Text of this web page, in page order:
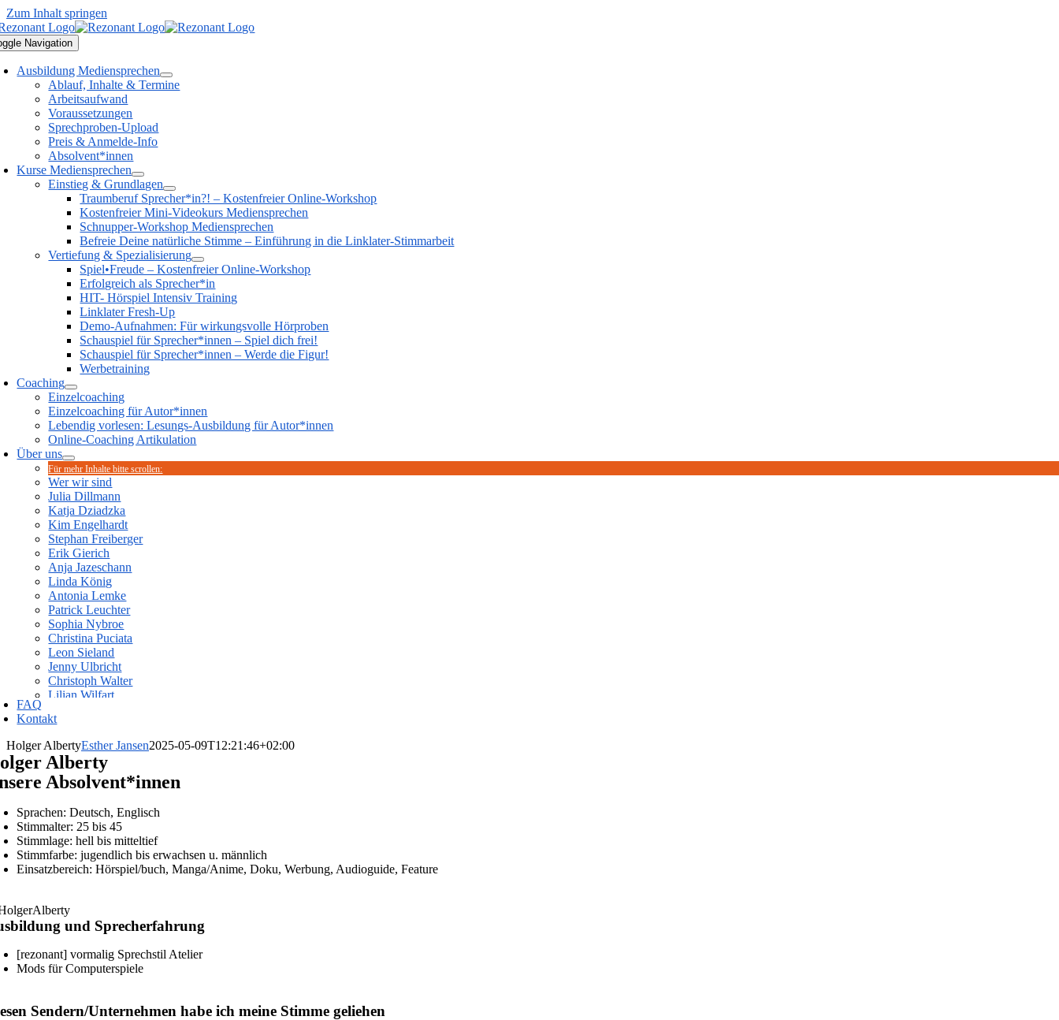
Zum Inhalt springen
Navigation
Ausbildung Mediensprechen
Ablauf, Inhalte & Termine
Arbeitsaufwand
Voraussetzungen
Sprechproben-Upload
Preis & Anmelde-Info
Absolvent*innen
Kurse Mediensprechen
Einstieg & Grundlagen
Traumberuf Sprecher*in?! – Kostenfreier Online-Workshop
Kostenfreier Mini-Videokurs Mediensprechen
Schnupper-Workshop Mediensprechen
Befreie Deine natürliche Stimme – Einführung in die Linklater-Stimmarbeit
Vertiefung & Spezialisierung
Spiel•Freude – Kostenfreier Online-Workshop
Erfolgreich als Sprecher*in
HIT- Hörspiel Intensiv Training
Linklater Fresh-Up
Demo-Aufnahmen: Für wirkungsvolle Hörproben
Schauspiel für Sprecher*innen – Spiel dich frei!
Schauspiel für Sprecher*innen – Werde die Figur!
Werbetraining
Coaching
Einzelcoaching
Einzelcoaching für Autor*innen
Lebendig vorlesen: Lesungs-Ausbildung für Autor*innen
Online-Coaching Artikulation
Über uns
Für mehr Inhalte bitte scrollen:
Wer wir sind
Julia Dillmann
Katja Dziadzka
Kim Engelhardt
Stephan Freiberger
Erik Gierich
Anja Jazeschann
Linda König
Antonia Lemke
Patrick Leuchter
Sophia Nybroe
Christina Puciata
Leon Sieland
Jenny Ulbricht
Christoph Walter
Lilian Wilfart
Aktuelles
FAQ
Kontakt
Holger AlbertyEsther Jansen2025-05-09T12:21:46+02:00
Alberty
Absolvent*innen
Sprachen: Deutsch, Englisch
Stimmalter: 25 bis 45
Stimmlage: hell bis mitteltief
Stimmfarbe: jugendlich bis erwachsen u. männlich
Einsatzbereich: Hörspiel/buch, Manga/Anime, Doku, Werbung, Audioguide, Feature
und Sprecherfahrung
[rezonant] vormalig Sprechstil Atelier
Mods für Computerspiele
Sendern/Unternehmen habe ich meine Stimme geliehen